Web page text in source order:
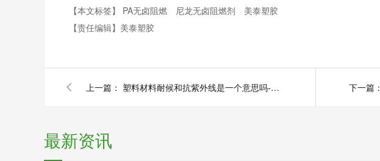
【本文标签】 PA无卤阻燃 尼龙无卤阻燃剂
美泰塑胶
【责任编辑】 美泰塑胶
上一篇： 塑料材料耐候和抗紫外线是一个意思吗-美泰塑胶 下一篇：
最新资讯